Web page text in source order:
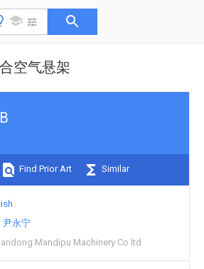
空气悬架
Find Prior Art Similar
尹永宁
Mandipu Machinery Co ltd